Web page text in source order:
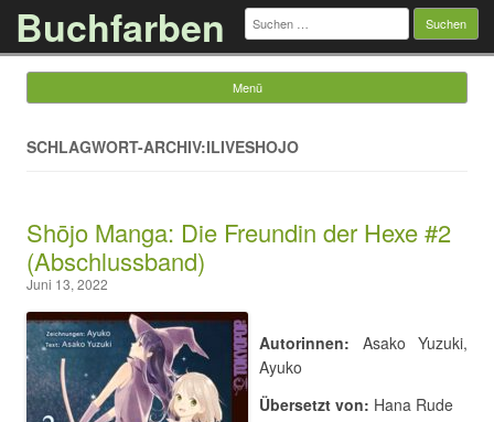
Buchfarben Suchen
nach:
Menü
SCHLAGWORT-ARCHIV:ILIVESHOJO
Shōjo Manga: Die Freundin der Hexe #2
(Abschlussband)
Juni 13, 2022
Autorinnen: Asako Yuzuki,
Ayuko
Übersetzt von: Hana Rude